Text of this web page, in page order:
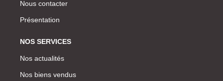
Nous contacter
Présentation
NOS SERVICES
Nos actualités